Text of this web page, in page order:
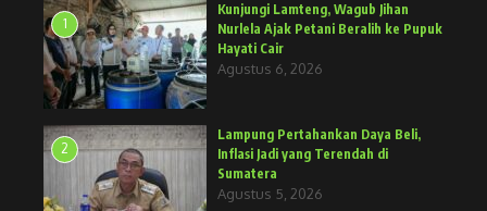
1
Kunjungi Lamteng, Wagub Jihan
Nurlela Ajak Petani Beralih ke Pupuk
Hayati Cair
Agustus 6, 2026
2
Lampung Pertahankan Daya Beli,
Inflasi Jadi yang Terendah di
Sumatera
Agustus 5, 2026